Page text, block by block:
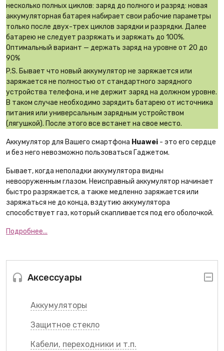
Аксессуары
Аккумуляторы
Защитное стекло
Кабели, переходники и т.п.
несколько полных циклов: заряд до полного и разряд: новая
аккумуляторная батарея набирает свои рабочие параметры
только после двух-трех циклов зарядки и разрядки. Далее
батарею не следует разряжать и заряжать до 100%.
Оптимальный вариант — держать заряд на уровне от 20 до
90%
P.S. Бывает что новый аккумулятор не заряжается или
заряжается не полностью от стандартного зарядного
устройства телефона, и не держит заряд на должном уровне.
В таком случае необходимо зарядить батарею от источника
питания или универсальным зарядным устройством
(лягушкой). После этого все встанет на свое место.
Аккумулятор для Вашего смартфона Huawei - это его сердце
и без него невозможно пользоваться Гаджетом.
Бывает, когда неполадки аккумулятора видны
невооруженным глазом. Неисправный аккумулятор начинает
быстро разряжается, а также медленно заряжается или
заряжаться не до конца, вздутию аккумулятора
способствует газ, который скапливается под его оболочкой.
Подробнее...